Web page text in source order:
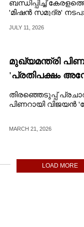
ബന്ധിപ്പിച്ച്
'മിഷൻ സമുദ്ര'
JULY 11, 2026
മുഖ്യമന്ത്രി
'പ്രതിപക്ഷം
തിരഞ്ഞെടുപ്പ്
പിണറായി വിജയൻ
MARCH 21, 2026
LOAD MORE